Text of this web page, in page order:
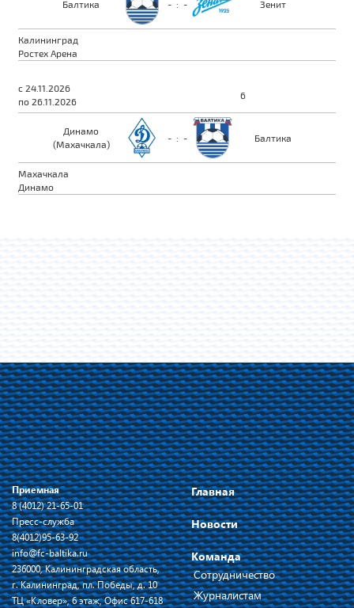
Балтика - : - Зенит
Калининград
Ростех Арена
с 24.11.2026
по 26.11.2026
6
Динамо
(Махачкала)
- : - Балтика
Махачкала
Динамо
Приемная
8 (4012) 21-65-01
Пресс-служба
8(4012)95-63-92
info@fc-baltika.ru
236000, Калининградская область,
г. Калининград, пл. Победы, д. 10
ТЦ «Кловер», 6 этаж, Офис 617-618
Главная
Новости
Команда
Сотрудничество
Журналистам